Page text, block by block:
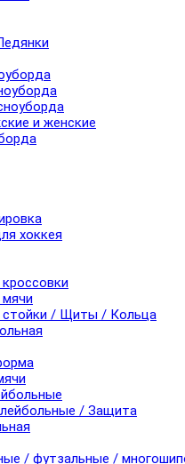
и женские
хоккея
стойки / Щиты / Кольца
/ Защита
/ футзальные /